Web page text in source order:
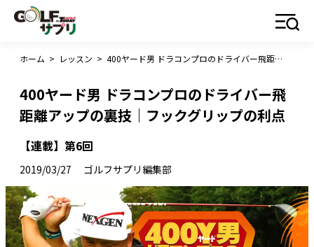
ホーム > レッスン > 400ヤード男 ドラコンプロのドライバー飛距離アップの裏技｜フックグリップの利点
400ヤード男 ドラコンプロのドライバー飛
距離アップの裏技｜フックグリップの利点
【連載】第6回
2019/03/27 ゴルフサプリ編集部